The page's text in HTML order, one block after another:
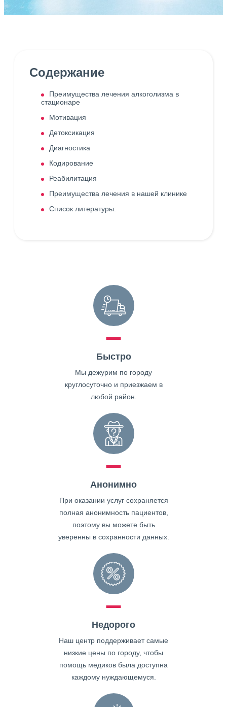
Содержание
Преимущества лечения алкоголизма в
стационаре
Мотивация
Детоксикация
Диагностика
Кодирование
Реабилитация
Преимущества лечения в нашей клинике
Список литературы:
Быстро
Мы дежурим по городу
круглосуточно и приезжаем в
любой район.
Анонимно
При оказании услуг сохраняется
полная анонимность пациентов,
поэтому вы можете быть
уверенны в сохранности данных.
Недорого
Наш центр поддерживает самые
низкие цены по городу, чтобы
помощь медиков была доступна
каждому нуждающемуся.